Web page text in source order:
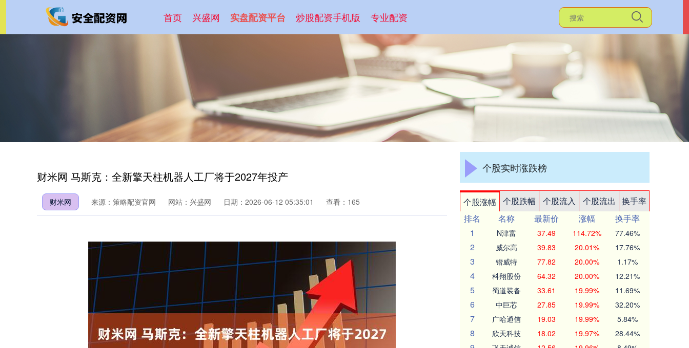
首页 兴盛网 实盘配资平台 炒股配资手机版 专业配资
财米网 马斯克：全新擎天柱机器人工厂将于2027年投产
财米网 来源：策略配资官网 网站：兴盛网 日期：2026-06-12 05:35:01 查看：165
个股实时涨跌榜
个股涨幅 个股跌幅 个股流入 个股流出
换手率
排名
名称 最新价 涨幅
换手率
1
N津富 37.49 114.72% 77.46%
2 威尔高 39.83 20.01% 17.76%
3 锴威特 77.82 20.00% 1.17%
4 科翔股份 64.32 20.00% 12.21%
5 蜀道装备 33.61 19.99% 11.69%
6 中巨芯 27.85 19.99% 32.20%
7 广哈通信 19.03 19.99% 5.84%
8 欣天科技 18.02 19.97% 28.44%